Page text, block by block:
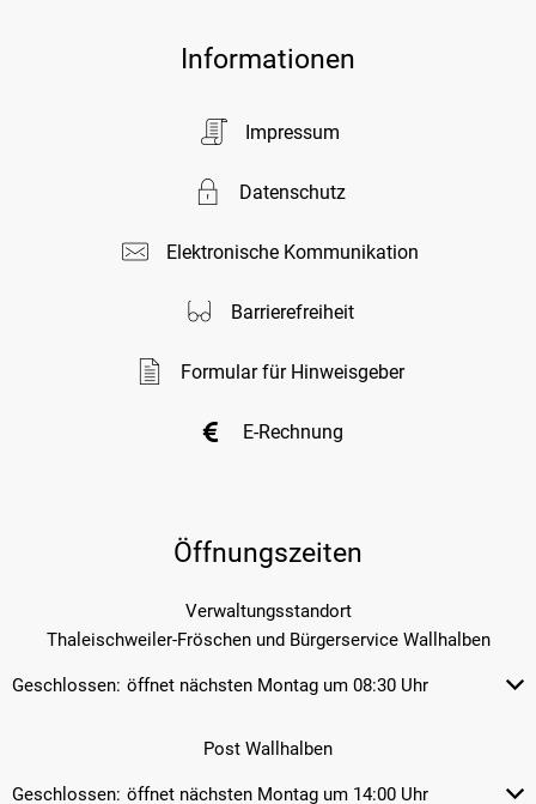
Informationen
Impressum
Datenschutz
Elektronische Kommunikation
Barrierefreiheit
Formular für Hinweisgeber
E-Rechnung
Öffnungszeiten
Verwaltungsstandort
Thaleischweiler-Fröschen und Bürgerservice Wallhalben
Klicken, um weitere Öffnungs-
Geschlossen: öffnet nächsten Montag um 08:30 Uhr
Post Wallhalben
Klicken, um weitere Öffnungs-
Geschlossen: öffnet nächsten Montag um 14:00 Uhr